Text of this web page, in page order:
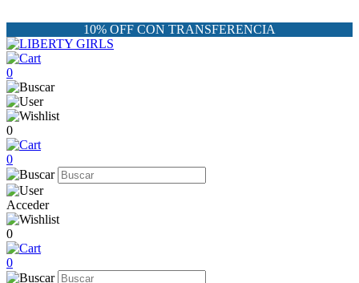
10% OFF CON TRANSFERENCIA
0
0
0
Acceder
0
0